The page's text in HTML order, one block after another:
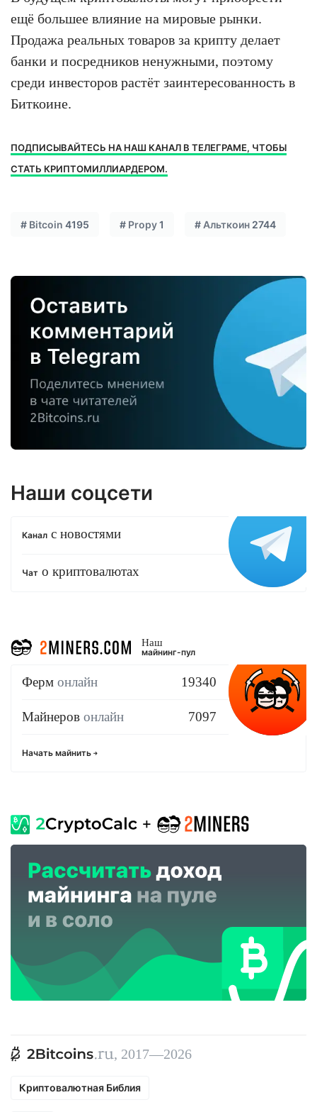
ещё большее влияние на мировые рынки.
Продажа реальных товаров за крипту делает
банки и посредников ненужными, поэтому
среди инвесторов растёт заинтересованность в
Биткоине.
ПОДПИСЫВАЙТЕСЬ НА НАШ КАНАЛ В ТЕЛЕГРАМЕ, ЧТОБЫ
СТАТЬ КРИПТОМИЛЛИАРДЕРОМ.
# Bitcoin 4195 # Propy1 # Альткоин 2744
Наши соцсети
Канал с новостями
Чат о криптовалютах
Наш
майнинг-пул
Ферм онлайн 19340
Майнеров онлайн 7097
Начать майнить
, 2017—2026
Криптовалютная Библия